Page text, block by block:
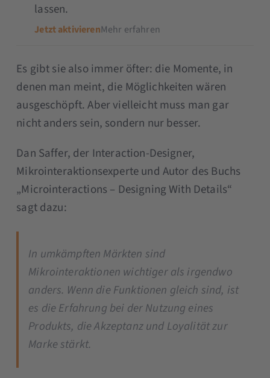
lassen.
Jetzt aktivierenMehr erfahren
Es gibt sie also immer öfter: die Momente, in
denen man meint, die Möglichkeiten wären
ausgeschöpft. Aber vielleicht muss man gar
nicht anders sein, sondern nur besser.
Dan Saffer, der Interaction-Designer,
Mikrointeraktionsexperte und Autor des Buchs
„Microinteractions – Designing With Details“
sagt dazu:
In umkämpften Märkten sind
Mikrointeraktionen wichtiger als irgendwo
anders. Wenn die Funktionen gleich sind, ist
es die Erfahrung bei der Nutzung eines
Produkts, die Akzeptanz und Loyalität zur
Marke stärkt.